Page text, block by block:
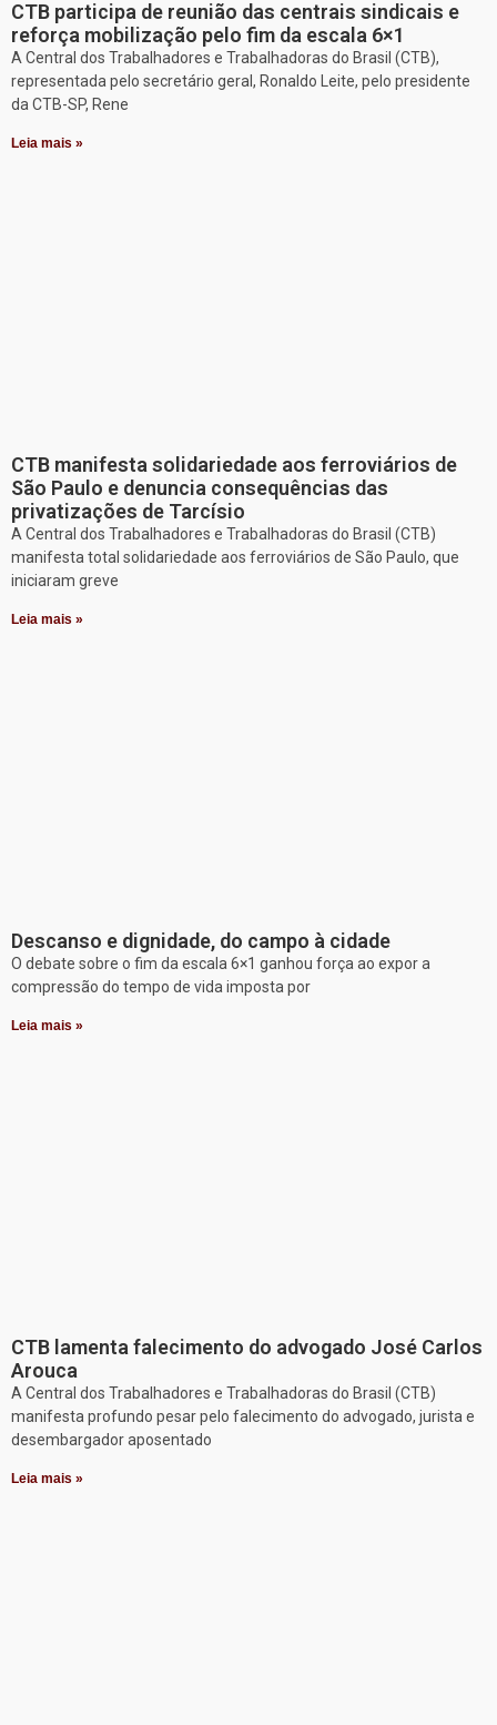
CTB participa de reunião das centrais sindicais e
reforça mobilização pelo fim da escala 6×1
A Central dos Trabalhadores e Trabalhadoras do Brasil (CTB),
representada pelo secretário geral, Ronaldo Leite, pelo presidente
da CTB-SP, Rene
Leia mais »
CTB manifesta solidariedade aos ferroviários de
São Paulo e denuncia consequências das
privatizações de Tarcísio
A Central dos Trabalhadores e Trabalhadoras do Brasil (CTB)
manifesta total solidariedade aos ferroviários de São Paulo, que
iniciaram greve
Leia mais »
Descanso e dignidade, do campo à cidade
O debate sobre o fim da escala 6×1 ganhou força ao expor a
compressão do tempo de vida imposta por
Leia mais »
CTB lamenta falecimento do advogado José Carlos
Arouca
A Central dos Trabalhadores e Trabalhadoras do Brasil (CTB)
manifesta profundo pesar pelo falecimento do advogado, jurista e
desembargador aposentado
Leia mais »